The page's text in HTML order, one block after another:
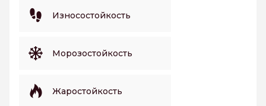
Износостойкость
Морозостойкость
Жаростойкость